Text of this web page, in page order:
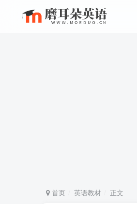
首页 英语教材 正文